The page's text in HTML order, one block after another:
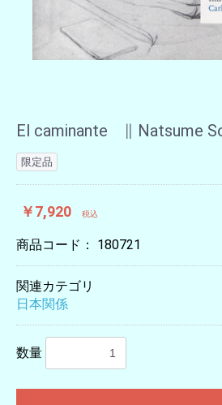
El caminante ∥ Natsume
限定品
￥7,920 税込
商品コード： 180721
関連カテゴリ
日本関係
数量